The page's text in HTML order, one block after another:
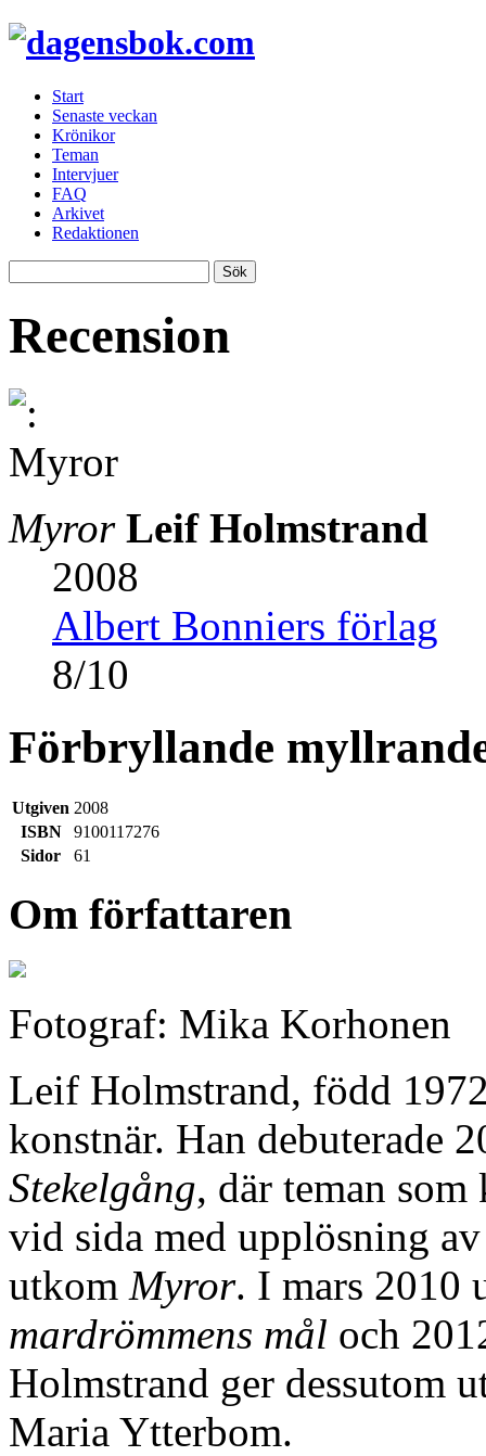
Start
Senaste veckan
Krönikor
Teman
Intervjuer
FAQ
Arkivet
Redaktionen
Recension
Myror Leif Holmstrand
2008
Albert Bonniers förlag
8/10
Förbryllande
Utgiven 2008
ISBN
9100117276
Sidor
61
Om författaren
Fotograf: Mika Korhonen
Leif Holmstrand, född
konstnär. Han debuterade
Stekelgång, där teman som
vid sida med upplösning
utkom Myror. I mars 2010
mardrömmens mål och
Holmstrand ger dessutom
Maria Ytterbom.